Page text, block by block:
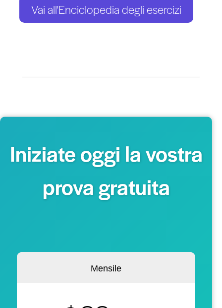
Vai all'Enciclopedia degli esercizi
Iniziate oggi la vostra
prova gratuita
Mensile